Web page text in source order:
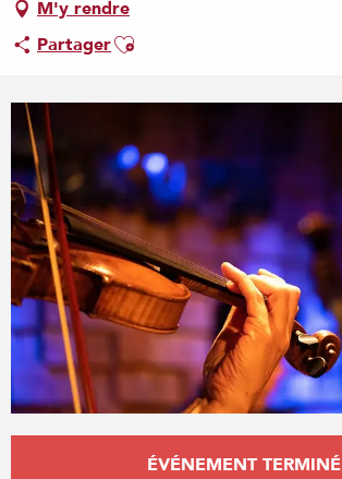
M'y rendre
PartagerAjouter aux favoris
Ouverture et coordonnées
ÉVÉNEMENT TERMINÉ